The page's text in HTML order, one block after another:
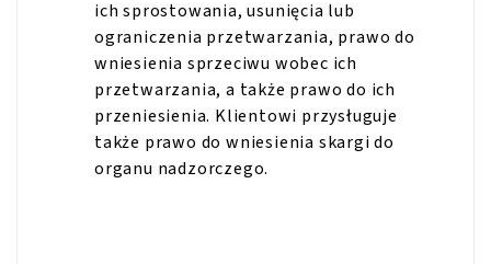
ich sprostowania, usunięcia lub
ograniczenia przetwarzania, prawo do
wniesienia sprzeciwu wobec ich
przetwarzania, a także prawo do ich
przeniesienia. Klientowi przysługuje
także prawo do wniesienia skargi do
organu nadzorczego.